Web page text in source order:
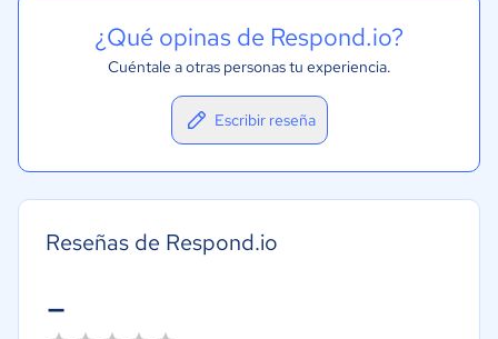
¿Qué opinas de Respond.io?
Cuéntale a otras personas tu experiencia.
Escribir reseña
Reseñas de Respond.io
-